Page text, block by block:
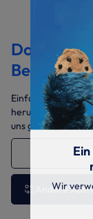
Einfach die
herunterladen.
uns gerne
Andere
Wir